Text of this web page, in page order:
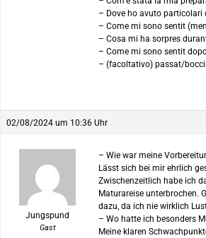
– Dove ho avuto
– Come mi sono sentit
– Cosa mi ha sorpres
– Come mi sono sentit
– (facoltativo) passat/
02/08/2024 um 10:36 Uhr
Jungspund
Gast
– Wie war meine
Lässt sich bei mir ehrlich
Zwischenzeitlich habe ich
Maturareise unterbrochen.
dazu, da ich nie wirklich
– Wo hatte ich besonders
Meine klaren